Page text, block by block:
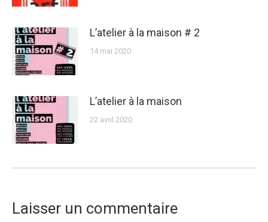
L’atelier à la maison # 2
14 mai 2020
L’atelier à la maison
22 avril 2020
Laisser un commentaire